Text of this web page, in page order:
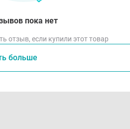
пока нет
отзыв, если купили этот товар
больше